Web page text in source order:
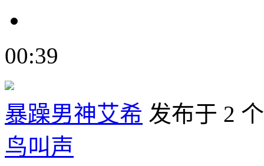
00:39
暴躁男神艾希 发布于 2
鸟叫声